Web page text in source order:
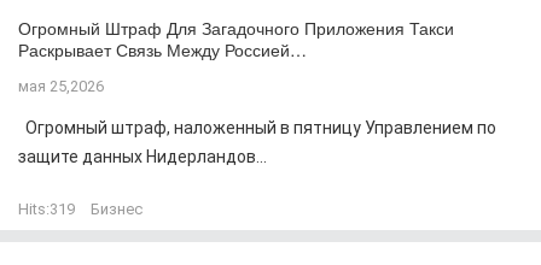
Огромный Штраф Для Загадочного Приложения Такси
Раскрывает Связь Между Россией…
мая 25,2026
Огромный штраф, наложенный в пятницу Управлением по
защите данных Нидерландов...
Hits:319 Бизнес